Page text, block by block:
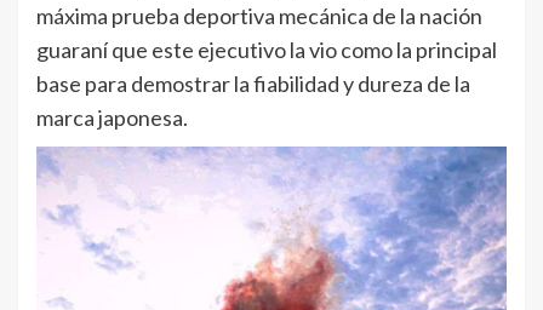
máxima prueba deportiva mecánica de la nación
guaraní que este ejecutivo la vio como la principal
base para demostrar la fiabilidad y dureza de la
marca japonesa.